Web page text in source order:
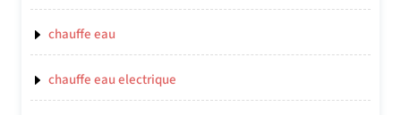
chauffe eau
chauffe eau electrique